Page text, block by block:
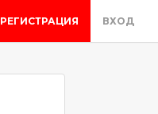
РЕГИСТРАЦИЯ ВХОД